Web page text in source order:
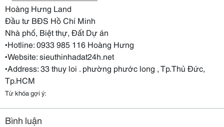
Hoàng Hưng Land
Đầu tư BĐS Hồ Chí Minh
Nhà phố, Biệt thự, Đất Dự án
▪Hotline: 0933 985 116 Hoàng Hưng
▪Website: sieuthinhadat24h.net
▪Address: 33 thuy loi . phường phước long , Tp.Thủ Đức,
Tp.HCM
Từ khóa gợi ý:
Bình luận